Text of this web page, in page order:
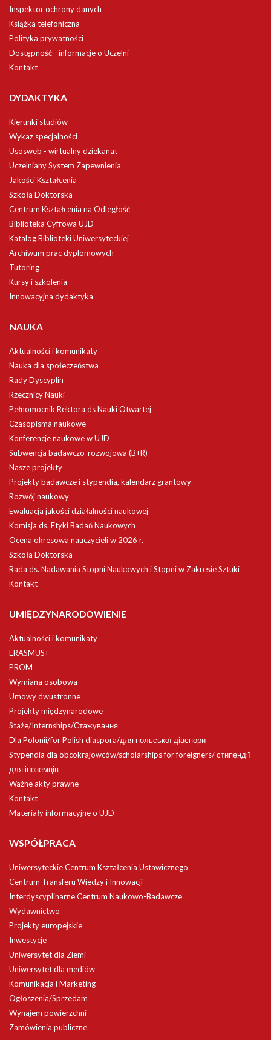
Inspektor ochrony danych
Książka telefoniczna
Polityka prywatności
Dostępność - informacje o Uczelni
Kontakt
DYDAKTYKA
Kierunki studiów
Wykaz specjalności
Usosweb - wirtualny dziekanat
Uczelniany System Zapewnienia
Jakości Kształcenia
Szkoła Doktorska
Centrum Kształcenia na Odległość
Biblioteka Cyfrowa UJD
Katalog Biblioteki Uniwersyteckiej
Archiwum prac dyplomowych
Tutoring
Kursy i szkolenia
Innowacyjna dydaktyka
NAUKA
Aktualności i komunikaty
Nauka dla społeczeństwa
Rady Dyscyplin
Rzecznicy Nauki
Pełnomocnik Rektora ds Nauki Otwartej
Czasopisma naukowe
Konferencje naukowe w UJD
Subwencja badawczo-rozwojowa (B+R)
Nasze projekty
Projekty badawcze i stypendia, kalendarz grantowy
Rozwój naukowy
Ewaluacja jakości działalności naukowej
Komisja ds. Etyki Badań Naukowych
Ocena okresowa nauczycieli w 2026 r.
Szkoła Doktorska
Rada ds. Nadawania Stopni Naukowych i Stopni w Zakresie Sztuki
Kontakt
UMIĘDZYNARODOWIENIE
Aktualności i komunikaty
ERASMUS+
PROM
Wymiana osobowa
Umowy dwustronne
Projekty międzynarodowe
Staże/Internships/Стажування
Dla Polonii/for Polish diaspora/для польської діаспори
Stypendia dla obcokrajowców/scholarships for foreigners/ стипендії
для іноземців
Ważne akty prawne
Kontakt
Materiały informacyjne o UJD
WSPÓŁPRACA
Uniwersyteckie Centrum Kształcenia Ustawicznego
Centrum Transferu Wiedzy i Innowacji
Interdyscyplinarne Centrum Naukowo-Badawcze
Wydawnictwo
Projekty europejskie
Inwestycje
Uniwersytet dla Ziemi
Uniwersytet dla mediów
Komunikacja i Marketing
Ogłoszenia/Sprzedam
Wynajem powierzchni
Zamówienia publiczne